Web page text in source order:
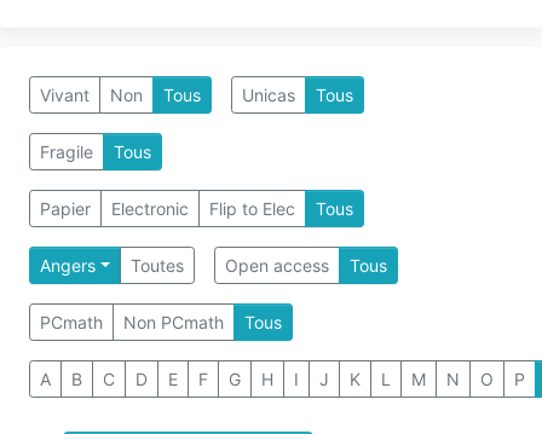
Vivant Non Tous Unicas Tous
Fragile Tous
Papier Electronic Flip to Elec Tous
Angers Toutes Open access Tous
PCmath Non PCmath Tous
A B C D E F G H I J K L M N O P